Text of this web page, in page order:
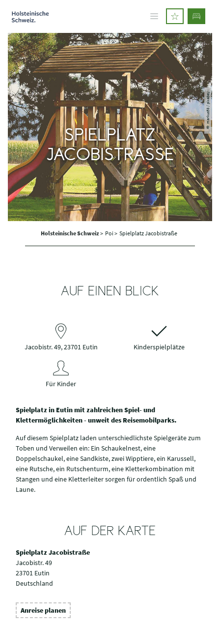
© markus53 / pixabay
SPIELPLATZ
JACOBISTRASSE
Holsteinische Schweiz> Poi > Spielplatz Jacobistraße
AUF EINEN BLICK
Jacobistr. 49, 23701 Eutin Kinderspielplätze
Für Kinder
Spielplatz in Eutin mit zahlreichen Spiel- und
Klettermöglichkeiten - unweit des Reisemobilparks.
Auf diesem Spielplatz laden unterschiedlichste Spielgeräte zum
Toben und Verweilen ein: Ein Schaukelnest, eine
Doppelschaukel, eine Sandkiste, zwei Wipptiere, ein Karussell,
eine Rutsche, ein Rutschenturm, eine Kletterkombination mit
Stangen und eine Kletterleiter sorgen für ordentlich Spaß und
Laune.
AUF DER KARTE
Spielplatz Jacobistraße
Jacobistr. 49
23701 Eutin
Deutschland
Anreise planen